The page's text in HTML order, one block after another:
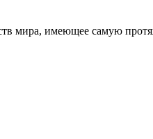
мира, имеющее самую